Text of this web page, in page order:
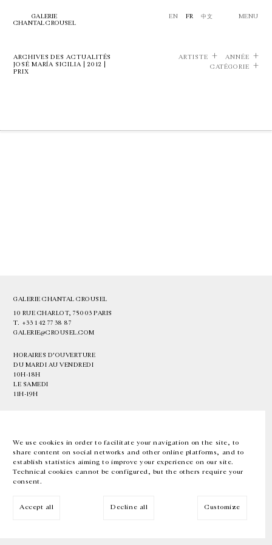
We use cookies in order to facilitate your navigation on the site, to
share content on social networks and other online platforms, and to
establish statistics aiming to improve your experience on our site.
Technical cookies cannot be configured, but the others require your
consent.
Accept all Decline all Customize
GALERIE
CHANTAL CROUSEL
EN FR 中文 MENU
ARCHIVES DES ACTUALITÉS
JOSÉ MARÍA SICILIA | 2012 |
PRIX
ARTISTE
ANNÉE
CATÉGORIE
GALERIE CHANTAL CROUSEL
10 RUE CHARLOT, 75003 PARIS
T. +33 1 42 77 38 87
GALERIE@CROUSEL.COM
HORAIRES D'OUVERTURE
DU MARDI AU VENDREDI
10H-18H
LE SAMEDI
11H-19H
EN FR 中文 Facebook Instagram
Inscrivez-vous à notre newsletter